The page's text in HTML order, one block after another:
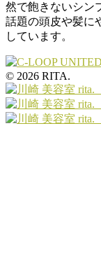
然で飽きないシン
話題の頭皮や髪に
しています。
© 2026 RITA.